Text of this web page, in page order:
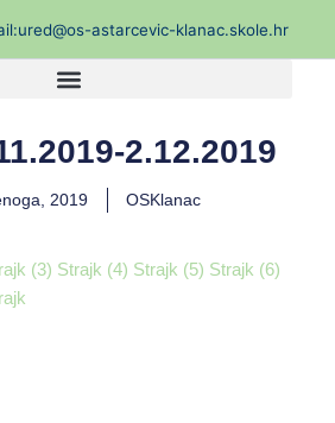
astarcevic-klanac.skole.hr
2.12.2019
2019 OSKlanac
(3) Strajk (4) Strajk (5) Strajk (6)